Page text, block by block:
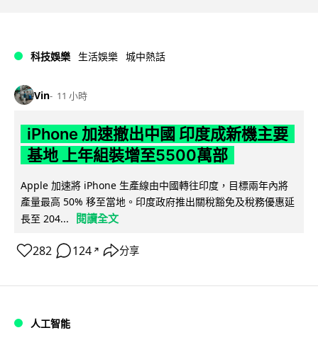
科技娛樂 生活娛樂 城中熱話
Vin 11 小時
iPhone 加速撤出中國 印度成新機主要
基地 上年組裝增至5500萬部
Apple 加速將 iPhone 生產線由中國轉往印度，目標兩年內將
產量最高 50% 移至當地。印度政府推出關稅豁免及稅務優惠延
長至 204...
閱讀全文
282 124 ↗ 分享
人工智能